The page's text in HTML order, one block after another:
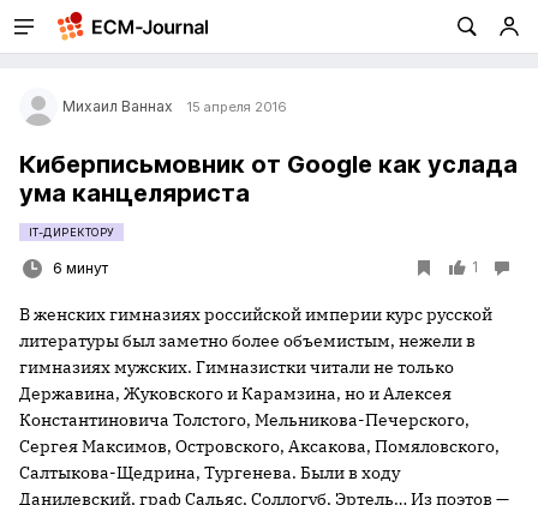
Михаил Ваннах 15 апреля 2016
Киберписьмовник от Google как услада
ума канцеляриста
IT-ДИРЕКТОРУ
6 минут 1
В женских гимназиях российской империи курс русской
литературы был заметно более объемистым, нежели в
гимназиях мужских. Гимназистки читали не только
Державина, Жуковского и Карамзина, но и Алексея
Константиновича Толстого, Мельникова-Печерского,
Сергея Максимов, Островского, Аксакова, Помяловского,
Салтыкова-Щедрина, Тургенева. Были в ходу
Данилевский, граф Сальяс, Соллогуб, Эртель… Из поэтов —